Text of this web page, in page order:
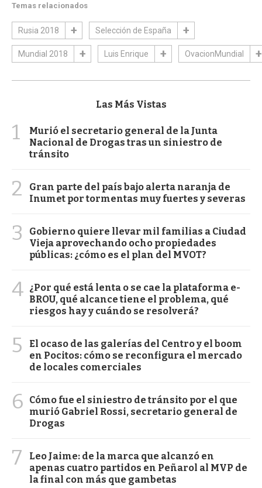
Temas relacionados
Rusia 2018 Selección de España
Mundial 2018 Luis Enrique OvacionMundial
Las Más Vistas
1
Murió el secretario general de la Junta
Nacional de Drogas tras un siniestro de
tránsito
2
Gran parte del país bajo alerta naranja de
Inumet por tormentas muy fuertes y severas
3
Gobierno quiere llevar mil familias a Ciudad
Vieja aprovechando ocho propiedades
públicas: ¿cómo es el plan del MVOT?
4 ¿Por qué está lenta o se cae la plataforma e-
BROU, qué alcance tiene el problema, qué
riesgos hay y cuándo se resolverá?
5
El ocaso de las galerías del Centro y el boom
en Pocitos: cómo se reconfigura el mercado
de locales comerciales
6
Cómo fue el siniestro de tránsito por el que
murió Gabriel Rossi, secretario general de
Drogas
7
Leo Jaime: de la marca que alcanzó en
apenas cuatro partidos en Peñarol al MVP de
la final con más que gambetas